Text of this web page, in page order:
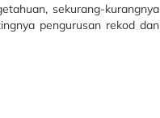
sekurang-kurangnya
pengurusan rekod dan